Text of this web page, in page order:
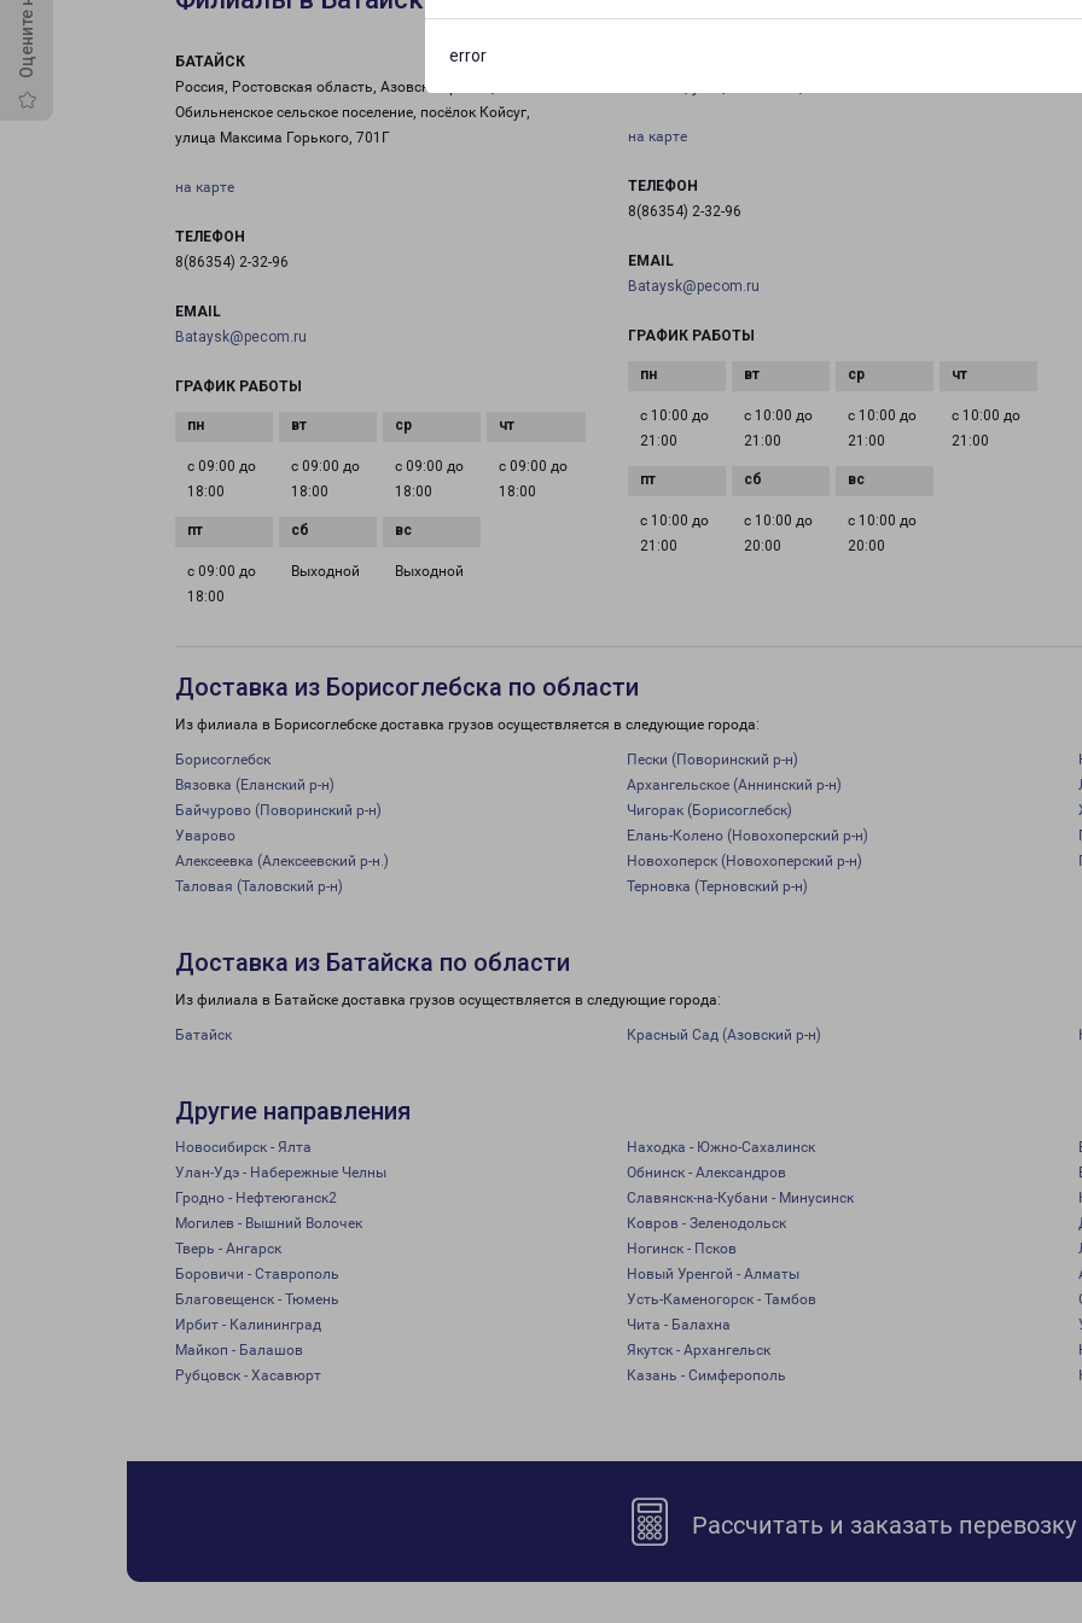
error
БАТАЙСК
Россия, Ростовская область, Азовский район,
Обильненское сельское поселение, посёлок Койсуг,
улица Максима Горького, 701Г
на карте
ТЕЛЕФОН
8(86354) 2-32-96
EMAIL
Bataysk@pecom.ru
ГРАФИК РАБОТЫ
с 09:00 до
18:00
с 09:00 до
18:00
с 09:00 до
18:00
с 09:00 до
18:00
с 09:00 до
18:00
Выходной Выходной
на карте
ТЕЛЕФОН
8(86354) 2-32-96
EMAIL
Bataysk@pecom.ru
ГРАФИК РАБОТЫ
с 10:00 до
21:00
с 10:00 до
21:00
с 10:00 до
21:00
с 10:00 до
21:00
с 10:00 до
21:00
с 10:00 до
20:00
с 10:00 до
20:00
Доставка из Борисоглебска по области
Из филиала в Борисоглебске доставка грузов осуществляется в следующие города:
Борисоглебск Пески (Поворинский р-н)
Вязовка (Еланский р-н)
Архангельское (Аннинский р-н)
Байчурово (Поворинский р-н)
Чигорак (Борисоглебск)
Уварово
Елань-Колено (Новохоперский р-н)
Алексеевка (Алексеевский р-н.)
Новохоперск (Новохоперский р-н)
Таловая (Таловский р-н)
Терновка (Терновский р-н)
Доставка из Батайска по области
Из филиала в Батайске доставка грузов осуществляется в следующие города:
Батайск Красный Сад (Азовский р-н)
Другие направления
Новосибирск - Ялта Находка - Южно-Сахалинск
Улан-Удэ - Набережные Челны
Обнинск - Александров
Гродно - Нефтеюганск2
Славянск-на-Кубани - Минусинск
Могилев - Вышний Волочек
Ковров - Зеленодольск
Тверь - Ангарск
Ногинск - Псков
Боровичи - Ставрополь
Новый Уренгой - Алматы
Благовещенск - Тюмень
Усть-Каменогорск - Тамбов
Ирбит - Калининград
Чита - Балахна
Майкоп - Балашов
Якутск - Архангельск
Рубцовск - Хасавюрт
Казань - Симферополь
Рассчитать и заказать перевозку